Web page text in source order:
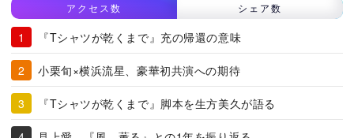
アクセス数 シェア数
『Tシャツが乾くまで』充の帰還の意味
小栗旬×横浜流星、豪華初共演への期待
『Tシャツが乾くまで』脚本を生方美久が語る